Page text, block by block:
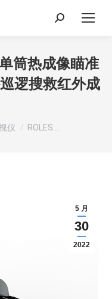
Search:
筒热成像瞄准
逻搜救红外成
仪 ROLES…
5 月
30
2022